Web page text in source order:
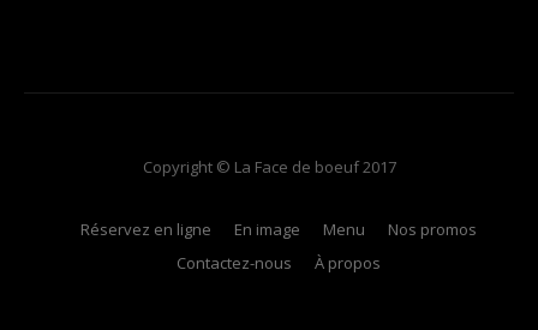
Copyright © La Face de boeuf 2017
Réservez en ligne En image Menu
Nos promos
Contactez-nous
À propos